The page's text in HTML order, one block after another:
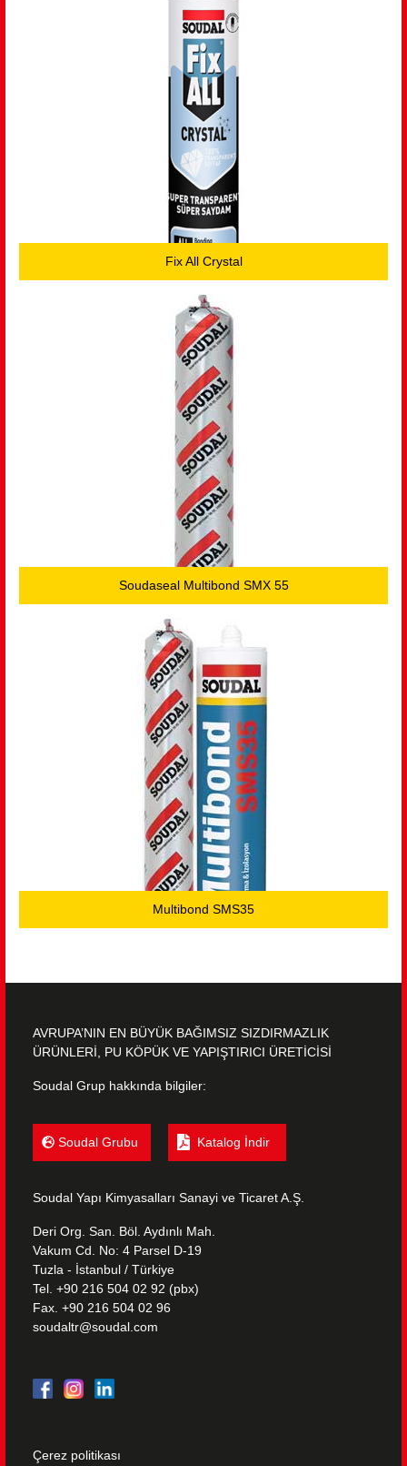
Fix All Crystal
Soudaseal Multibond SMX 55
Multibond SMS35
AVRUPA’NIN EN BÜYÜK BAĞIMSIZ SIZDIRMAZLIK
ÜRÜNLERİ, PU KÖPÜK VE YAPIŞTIRICI ÜRETİCİSİ
Soudal Grup hakkında bilgiler:
Soudal Grubu Katalog İndir
Soudal Yapı Kimyasalları Sanayi ve Ticaret A.Ş.
Deri Org. San. Böl. Aydınlı Mah.
Vakum Cd. No: 4 Parsel D-19
Tuzla - İstanbul / Türkiye
Tel. +90 216 504 02 92 (pbx)
Fax. +90 216 504 02 96
soudaltr@soudal.com
Çerez politikası